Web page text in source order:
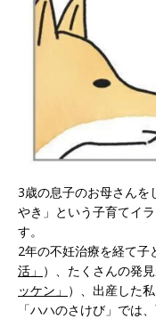
3歳の息子のお母さんを
やき」という子育てイ
す。
2年の不妊治療を経て子
活」 ）、たくさんの発
ッケン」 ）、出産した
「ハハのさけび」では